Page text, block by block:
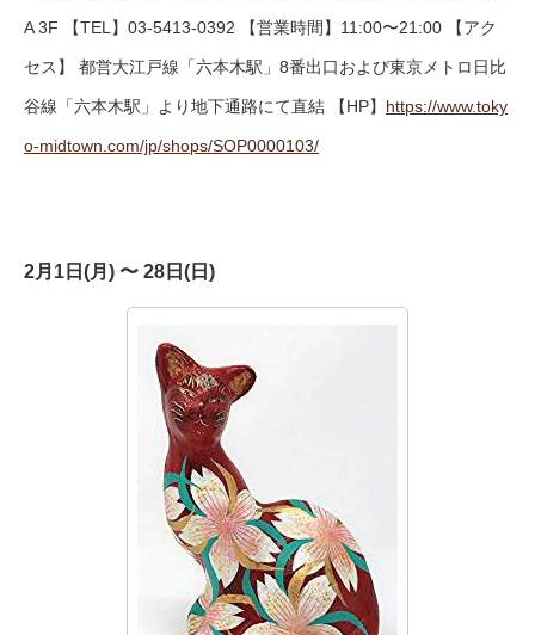
A 3F 【TEL】 03-5413-0392 【営業時間】11:00〜21:00 【アク
セス】 都営大江戸線「六本木駅」8番出口および東京メトロ日比
谷線「六本木駅」より地下通路にて直結 【HP】 https://www.toky
o-midtown.com/jp/shops/SOP0000103/
2月1日(月) 〜 28日(日)